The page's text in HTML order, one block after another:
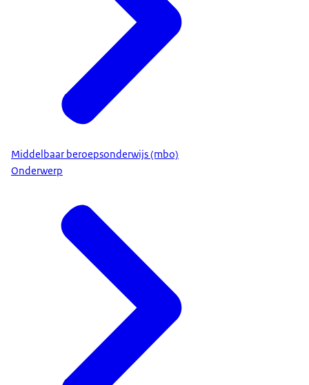
Middelbaar beroepsonderwijs (mbo)
Onderwerp